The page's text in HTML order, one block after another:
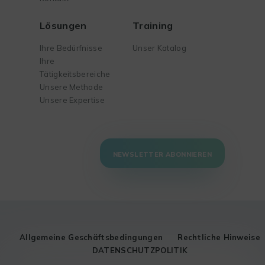
Lösungen
Ihre Bedürfnisse
Ihre
Tätigkeitsbereiche
Unsere Methode
Unsere Expertise
Training
Unser Katalog
NEWSLETTER ABONNIEREN
Allgemeine Geschäftsbedingungen
Rechtliche Hinweise
DATENSCHUTZPOLITIK